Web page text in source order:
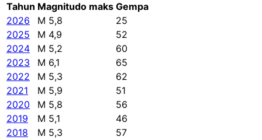
Tahun Magnitudo maks Gempa
2026
M 5,8
25
2025
M 4,9
52
2024
M 5,2
60
2023
M 6,1
65
2022
M 5,3
62
2021
M 5,9
51
2020
M 5,8
56
2019
M 5,1
46
2018
M 5,3
57